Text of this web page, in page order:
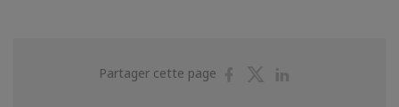
Partager cette page
PartagerPartager